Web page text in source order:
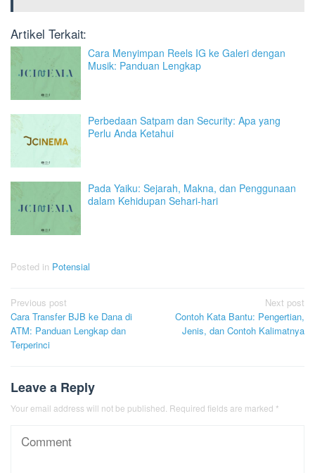
Artikel Terkait:
Cara Menyimpan Reels IG ke Galeri dengan
Musik: Panduan Lengkap
Perbedaan Satpam dan Security: Apa yang
Perlu Anda Ketahui
Pada Yaiku: Sejarah, Makna, dan Penggunaan
dalam Kehidupan Sehari-hari
Posted in Potensial
Post
navigation
Previous post
Cara Transfer BJB ke Dana di
ATM: Panduan Lengkap dan
Terperinci
Next post
Contoh Kata Bantu: Pengertian,
Jenis, dan Contoh Kalimatnya
Leave a Reply
Your email address will not be published. Required fields are marked *